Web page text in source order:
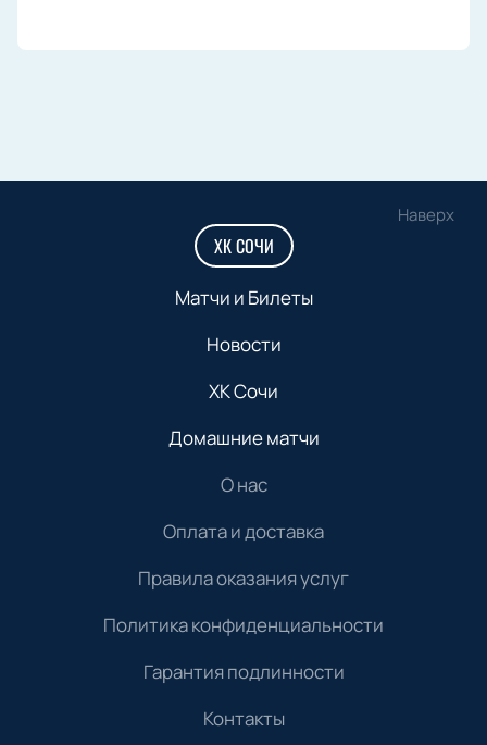
Наверх
ХК СОЧИ
Матчи и Билеты
Новости
ХК Сочи
Домашние матчи
О нас
Оплата и доставка
Правила оказания услуг
Политика конфиденциальности
Гарантия подлинности
Контакты